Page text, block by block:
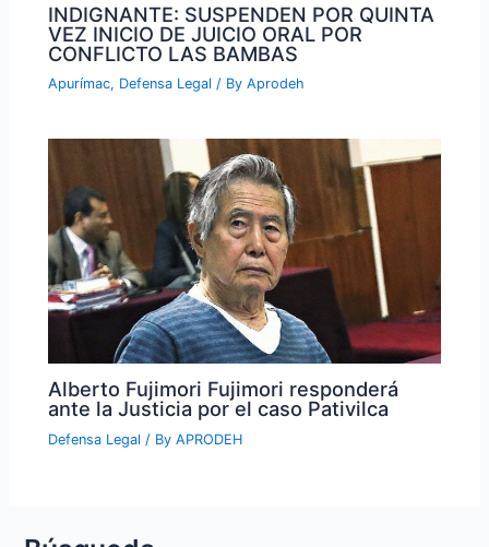
INDIGNANTE: SUSPENDEN POR QUINTA
VEZ INICIO DE JUICIO ORAL POR
CONFLICTO LAS BAMBAS
Apurímac, Defensa Legal / ByAprodeh
Alberto Fujimori Fujimori responderá
ante la Justicia por el caso Pativilca
Defensa Legal / ByAPRODEH